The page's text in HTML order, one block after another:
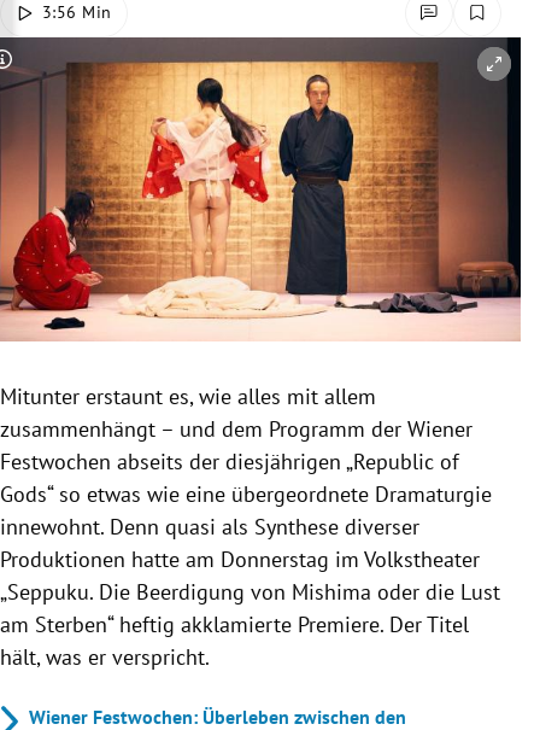
Untermenü
Untermenü
Untermenü
Untermenü
Untermenü
Untermenü
Untermenü
3:56 Min
Copyright-Hinweis öffnen/schließen
Mitunter erstaunt es, wie alles mit allem
zusammenhängt – und dem Programm der Wiener
Festwochen abseits der diesjährigen „Republic of
Gods“ so etwas wie eine übergeordnete Dramaturgie
innewohnt. Denn quasi als Synthese diverser
Produktionen hatte am Donnerstag im Volkstheater
„Seppuku. Die Beerdigung von Mishima oder die Lust
am Sterben“ heftig akklamierte Premiere. Der Titel
hält, was er verspricht.
Wiener Festwochen: Überleben zwischen den